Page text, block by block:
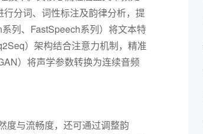
分词、词性标注及韵律分析，提
系列、 FastSpeech系列）将文本特
）架构结合注意力机制，精准
）将声学参数转换为连续音频
度与流畅度，还可通过调整韵